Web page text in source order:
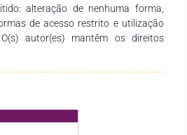
alteração de nenhuma forma,
de acesso restrito e utilização
autor(es) mantêm os direitos